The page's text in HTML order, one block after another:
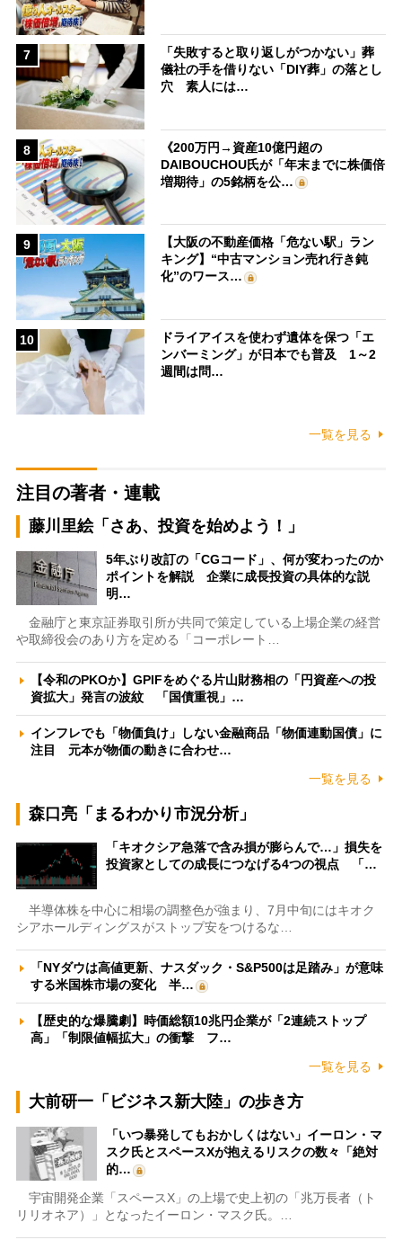
7
「失敗すると取り返しがつかない」葬
儀社の手を借りない「DIY葬」の落とし
穴 素人には…
8
《200万円→資産10億円超の
DAIBOUCHOU氏が「年末までに株価倍
増期待」の5銘柄を公…
9
【大阪の不動産価格「危ない駅」ラン
キング】“中古マンション売れ行き鈍
化”のワース…
10
ドライアイスを使わず遺体を保つ「エ
ンバーミング」が日本でも普及 1～2
週間は問…
一覧を見る
注目の著者・連載
藤川里絵「さあ、投資を始めよう！」
5年ぶり改訂の「CGコード」、何が変わったのか
ポイントを解説 企業に成長投資の具体的な説
明…
金融庁と東京証券取引所が共同で策定している上場企業の経営
や取締役会のあり方を定める「コーポレート…
【令和のPKOか】GPIFをめぐる片山財務相の「円資産への投
資拡大」発言の波紋 「国債重視」…
インフレでも「物価負け」しない金融商品「物価連動国債」に
注目 元本が物価の動きに合わせ…
一覧を見る
森口亮「まるわかり市況分析」
「キオクシア急落で含み損が膨らんで…」損失を
投資家としての成長につなげる4つの視点 「…
半導体株を中心に相場の調整色が強まり、7月中旬にはキオク
シアホールディングスがストップ安をつけるな…
「NYダウは高値更新、ナスダック・S&P500は足踏み」が意味
する米国株市場の変化 半…
【歴史的な爆騰劇】時価総額10兆円企業が「2連続ストップ
高」「制限値幅拡大」の衝撃 フ…
一覧を見る
大前研一「ビジネス新大陸」の歩き方
「いつ暴発してもおかしくはない」イーロン・マ
スク氏とスペースXが抱えるリスクの数々「絶対
的…
宇宙開発企業「スペースX」の上場で史上初の「兆万長者（ト
リリオネア）」となったイーロン・マスク氏。…